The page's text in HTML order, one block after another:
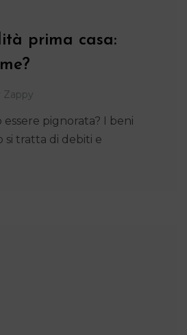
prima casa:
Zappy
essere pignorata? I beni
si tratta di debiti e